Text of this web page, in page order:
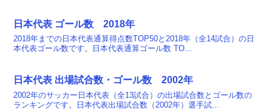
日本代表 ゴール数 2018年
2018年までの日本代表通算得点数TOP50と2018年（全14試合）の日
本代表ゴール数です。日本代表通算ゴール数 TO...
日本代表 出場試合数・ゴール数 2002年
2002年のサッカー日本代表（全13試合）の出場試合数とゴール数の
ランキングです。日本代表出場試合数（2002年）選手試...